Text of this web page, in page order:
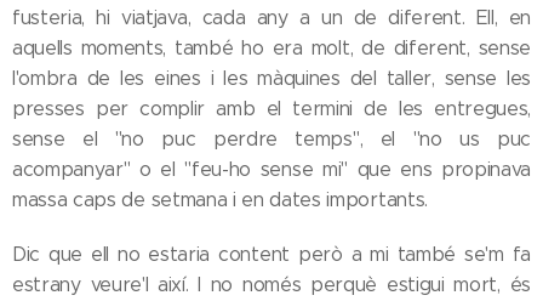
fusteria, hi viatjava, cada any a un de diferent. Ell, en
aquells moments, també ho era molt, de diferent, sense
l'ombra de les eines i les màquines del taller, sense les
presses per complir amb el termini de les entregues,
sense el "no puc perdre temps", el "no us puc
acompanyar" o el "feu-ho sense mi" que ens propinava
massa caps de setmana i en dates importants.
Dic que ell no estaria content però a mi també se'm fa
estrany veure'l així. I no només perquè estigui mort, és